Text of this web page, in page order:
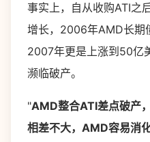
事实上，自从收购ATI之
增长，2006年AMD长期
2007年更是上涨到50亿
濒临破产。
"AMD整合ATI差点破产
相差不大，AMD容易消